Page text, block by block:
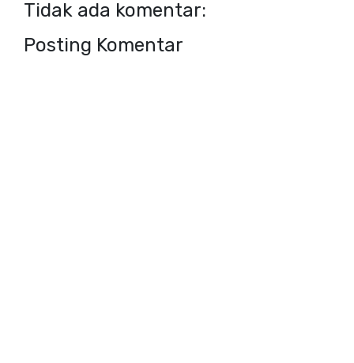
Tidak ada komentar:
Posting Komentar